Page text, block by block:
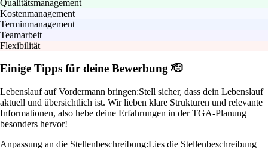
Qualitätsmanagement
Kostenmanagement
Terminmanagement
Teamarbeit
Flexibilität
Einige Tipps für deine Bewerbung 🫡
Lebenslauf auf Vordermann bringen:Stell sicher, dass dein Lebenslauf
aktuell und übersichtlich ist. Wir lieben klare Strukturen und relevante
Informationen, also hebe deine Erfahrungen in der TGA-Planung
besonders hervor!
Anpassung an die Stellenbeschreibung:Lies die Stellenbeschreibung